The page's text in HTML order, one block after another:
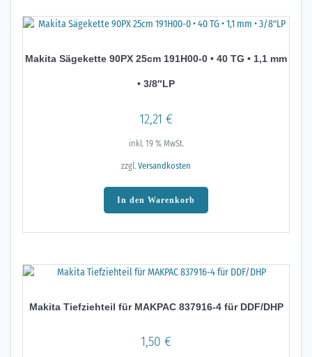
Makita Sägekette 90PX 25cm 191H00-0 • 40 TG • 1,1 mm
• 3/8″LP
12,21 €
inkl. 19 % MwSt.
zzgl. Versandkosten
In den Warenkorb
Makita Tiefziehteil für MAKPAC 837916-4 für DDF/DHP
1,50 €